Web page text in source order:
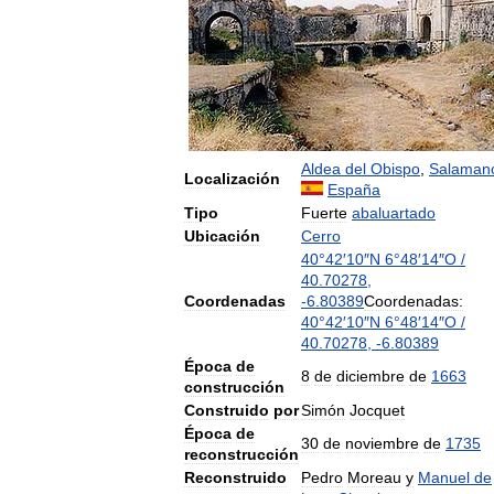
Localización
Aldea del Obispo
España
Tipo
Fuerte abaluartado
Ubicación
Cerro
Coordenadas
40°42′10″N 6°48′14″O /
40 70278
-6 80389Coordenadas:
40°42′10″N 6°48′14″O /
40 70278 -6 80389
Época de
construcción
8 de diciembre de 1663
Construido porSimón Jocquet
Época de
reconstrucción
30 de noviembre de 1735
Reconstruido
Pedro Moreau y Manuel de